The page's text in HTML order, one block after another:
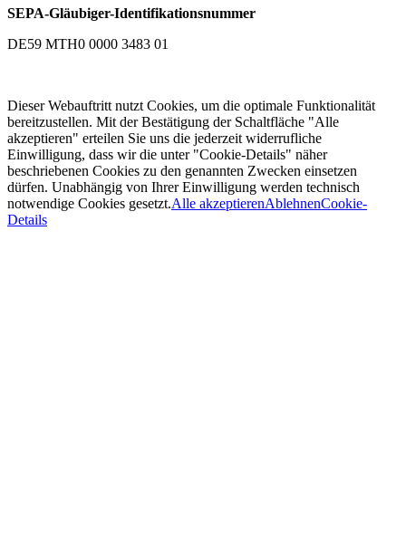
SEPA-Gläubiger-Identifikationsnummer
DE59 MTH0 0000 3483 01
Dieser Webauftritt nutzt Cookies, um die optimale Funktionalität
bereitzustellen. Mit der Bestätigung der Schaltfläche "Alle
akzeptieren" erteilen Sie uns die jederzeit widerrufliche
Einwilligung, dass wir die unter "Cookie-Details" näher
beschriebenen Cookies zu den genannten Zwecken einsetzen
dürfen. Unabhängig von Ihrer Einwilligung werden technisch
notwendige Cookies gesetzt.Alle akzeptierenAblehnenCookie-
Details